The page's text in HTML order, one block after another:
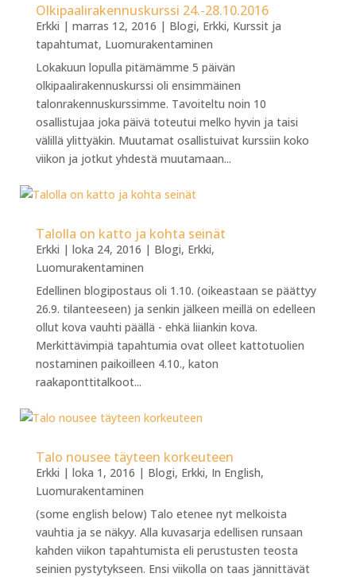
Olkipaalirakennuskurssi 24.-28.10.2016
Erkki | marras 12, 2016 | Blogi, Erkki, Kurssit ja
tapahtumat, Luomurakentaminen
Lokakuun lopulla pitämämme 5 päivän
olkipaalirakennuskurssi oli ensimmäinen
talonrakennuskurssimme. Tavoiteltu noin 10
osallistujaa joka päivä toteutui melko hyvin ja taisi
välillä ylittyäkin. Muutamat osallistuivat kurssiin koko
viikon ja jotkut yhdestä muutamaan...
Talolla on katto ja kohta seinät
Erkki | loka 24, 2016 | Blogi, Erkki,
Luomurakentaminen
Edellinen blogipostaus oli 1.10. (oikeastaan se päättyy
26.9. tilanteeseen) ja senkin jälkeen meillä on edelleen
ollut kova vauhti päällä - ehkä liiankin kova.
Merkittävimpiä tapahtumia ovat olleet kattotuolien
nostaminen paikoilleen 4.10., katon
raakaponttitalkoot...
Talo nousee täyteen korkeuteen
Erkki | loka 1, 2016 | Blogi, Erkki, In English,
Luomurakentaminen
(some english below) Talo etenee nyt melkoista
vauhtia ja se näkyy. Alla kuvasarja edellisen runsaan
kahden viikon tapahtumista eli perustusten teosta
seinien pystytykseen. Ensi viikolla on taas jännittävät